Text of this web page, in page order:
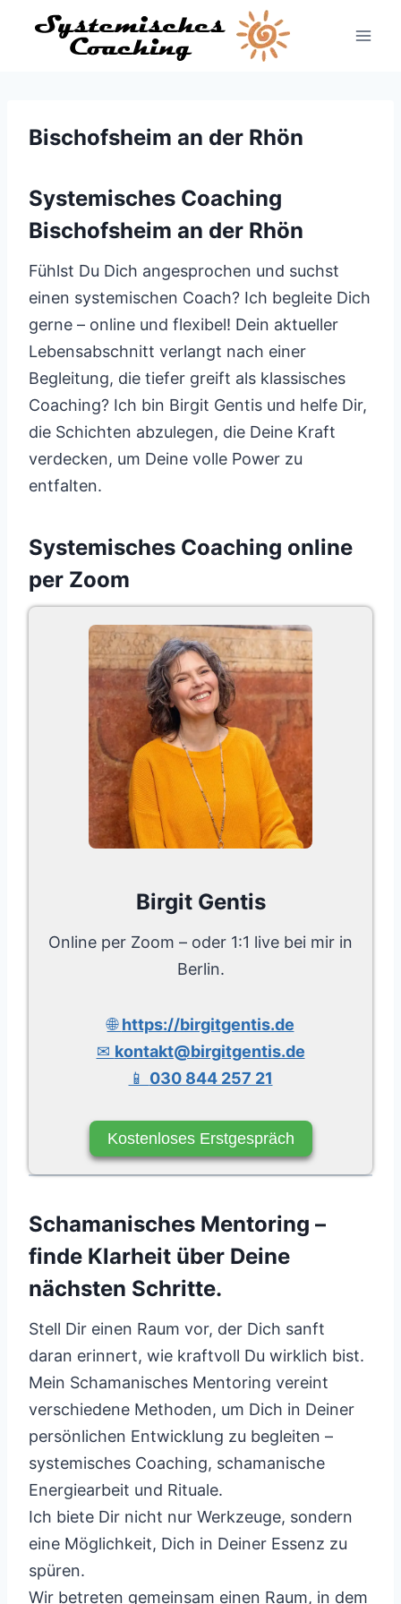
Inhalt
Bischofsheim an der Rhön
Systemisches Coaching
Bischofsheim an der Rhön
Fühlst Du Dich angesprochen und suchst
einen systemischen Coach? Ich begleite Dich
gerne – online und flexibel! Dein aktueller
Lebensabschnitt verlangt nach einer
Begleitung, die tiefer greift als klassisches
Coaching? Ich bin Birgit Gentis und helfe Dir,
die Schichten abzulegen, die Deine Kraft
verdecken, um Deine volle Power zu
entfalten.
Systemisches Coaching online
per Zoom
Birgit Gentis
Online per Zoom – oder 1:1 live bei mir in
Berlin.
🌐https://birgitgentis.de
✉ kontakt@birgitgentis.de
📱 030 844 257 21
Kostenloses Erstgespräch
Schamanisches Mentoring –
finde Klarheit über Deine
nächsten Schritte.
Stell Dir einen Raum vor, der Dich sanft
daran erinnert, wie kraftvoll Du wirklich bist.
Mein Schamanisches Mentoring vereint
verschiedene Methoden, um Dich in Deiner
persönlichen Entwicklung zu begleiten –
systemisches Coaching, schamanische
Energiearbeit und Rituale.
Ich biete Dir nicht nur Werkzeuge, sondern
eine Möglichkeit, Dich in Deiner Essenz zu
spüren.
Wir betreten gemeinsam einen Raum, in dem